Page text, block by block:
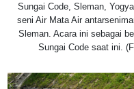
Sungai Code, Sleman,
seni Air Mata Air
Sleman. Acara ini sebagai
Sungai Code saat ini.